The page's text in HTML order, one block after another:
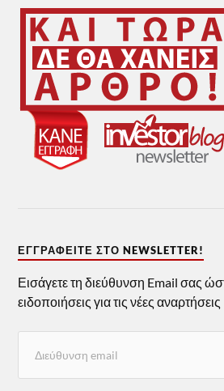
ΕΓΓΡΑΦΕΊΤΕ ΣΤΟ NEWSLETTER!
Εισάγετε τη διεύθυνση Email σας
ειδοποιήσεις για τις νέες αναρτήσεις